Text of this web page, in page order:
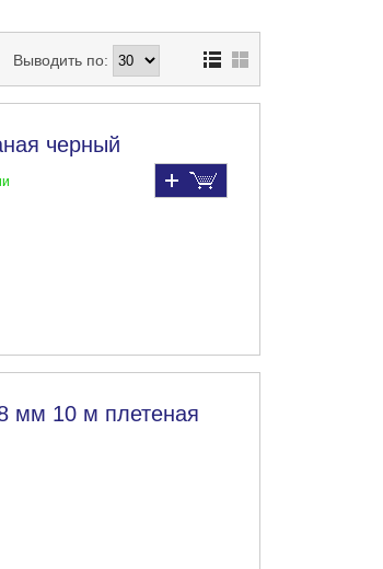
Выводить по:
черный
мм 10 м плетеная